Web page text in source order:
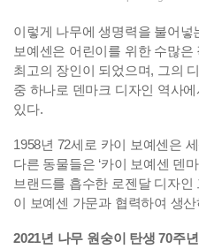
이렇게 나무에 생명력을 불어넣
보예센은 어린이를 위한 수많
최고의 장인이 되었으며, 그의
중 하나로 덴마크 디자인 역사
있다.
1958년 72세로 카이 보예센은
다른 동물들은 ‘카이 보예센 덴
브랜드를 흡수한 로젠달 디자인
이 보예센 가문과 협력하여 생
2021년 나무 원숭이 탄생 70주